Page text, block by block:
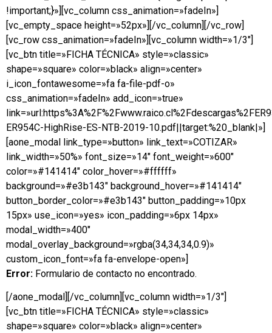
!important;}»][vc_column css_animation=»fadeIn»]
[vc_empty_space height=»52px»][/vc_column][/vc_row]
[vc_row css_animation=»fadeIn»][vc_column width=»1/3″]
[vc_btn title=»FICHA TÉCNICA» style=»classic»
shape=»square» color=»black» align=»center»
i_icon_fontawesome=»fa fa-file-pdf-o»
css_animation=»fadeIn» add_icon=»true»
ER954C-HighRise-ES-NTB-2019-10.pdf||target:%20_blank|»]
[aone_modal link_type=»button» link_text=»COTIZAR»
link_width=»50%» font_size=»14″ font_weight=»600″
color=»#141414″ color_hover=»#ffffff»
background=»#e3b143″ background_hover=»#141414″
button_border_color=»#e3b143″ button_padding=»10px
15px» use_icon=»yes» icon_padding=»6px 14px»
modal_width=»400″
modal_overlay_background=»rgba(34,34,34,0.9)»
custom_icon_font=»fa fa-envelope-open»]
Error: Formulario de contacto no encontrado.
[/aone_modal][/vc_column][vc_column width=»1/3″]
[vc_btn title=»FICHA TÉCNICA» style=»classic»
shape=»square» color=»black» align=»center»